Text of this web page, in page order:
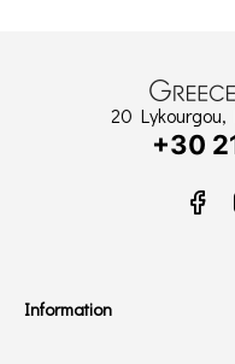
20 Lykourgou,
+30
Information